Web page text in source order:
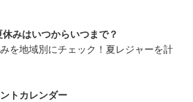
みはいつからいつまで？
を地域別にチェック！夏レジャーを計
トカレンダー